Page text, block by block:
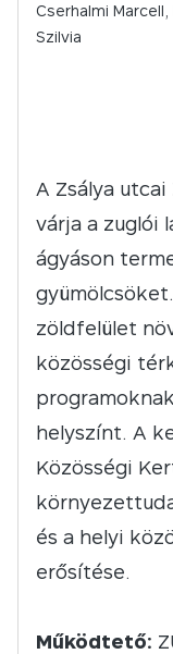
Cserhalmi Marcell,
Szilvia
A Zsálya
várja a zuglói
ágyáson
zöldfelület
közösségi
helyszínt. A
Közösségi
és a helyi
erősítése.
Működtető: